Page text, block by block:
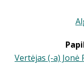
Vertėjas (-a) Jonė